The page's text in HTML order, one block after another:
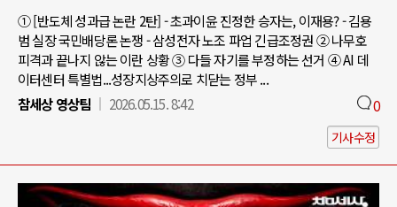
① [반도체 성과급 논란 2탄] - 초과이윤 진정한 승자는, 이재용? - 김용
범 실장 국민배당론 논쟁 - 삼성전자 노조 파업 긴급조정권 ② 나무호
피격과 끝나지 않는 이란 상황 ③ 다들 자기를 부정하는 선거 ④ AI 데
이터센터 특별법...성장지상주의로 치닫는 정부 ...
참세상 영상팀
2026.05.15. 8:42 0
기사수정